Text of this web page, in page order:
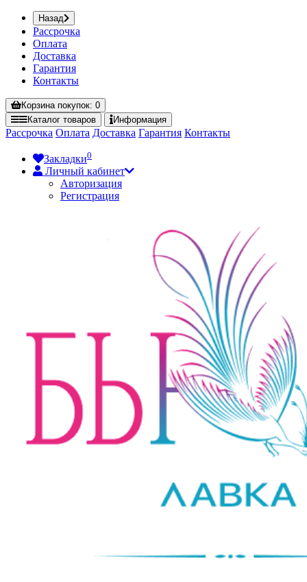
Назад
Рассрочка
Оплата
Доставка
Гарантия
Контакты
Корзинапокупок: 0
Каталог товаров Информация
Рассрочка Оплата Доставка Гарантия Контакты
Закладки0
Личный кабинет
Авторизация
Регистрация